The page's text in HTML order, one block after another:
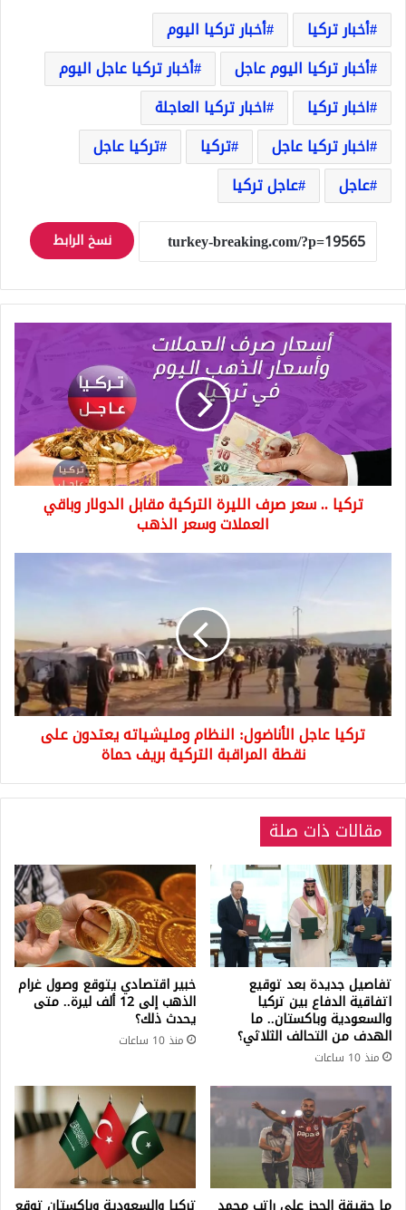
أخبار تركيا
أخبار تركيا اليوم
أخبار تركيا اليوم عاجل
أخبار تركيا عاجل اليوم
اخبار تركيا
اخبار تركيا العاجلة
اخبار تركيا عاجل
تركيا
تركيا عاجل
عاجل
عاجل تركيا
نسخ الرابط
مقابل
وباقي
العملاتتركيا .. سعر صرف الليرة التركية مقابل الدولار وباقي
العملات وسعر الذهب
ومليشياته
يعتدون
على
نقطة
المراقبة
التركيةتركيا عاجل الأناضول: النظام ومليشياته يعتدون على
نقطة المراقبة التركية بريف حماة
مقالات ذات صلة
تفاصيل جديدة بعد توقيع
اتفاقية الدفاع بين تركيا
والسعودية وباكستان.. ما
الهدف من التحالف الثلاثي؟
منذ 10 ساعات
خبير اقتصادي يتوقع وصول غرام
الذهب إلى 12 ألف ليرة.. متى
يحدث ذلك؟
منذ 10 ساعات